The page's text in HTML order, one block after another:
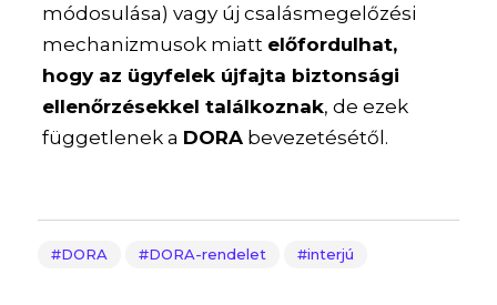
módosulása) vagy új csalásmegelőzési
mechanizmusok miatt előfordulhat,
hogy az ügyfelek újfajta biztonsági
ellenőrzésekkel találkoznak, de ezek
függetlenek a DORA bevezetésétől.
DORA DORA-rendelet interjú